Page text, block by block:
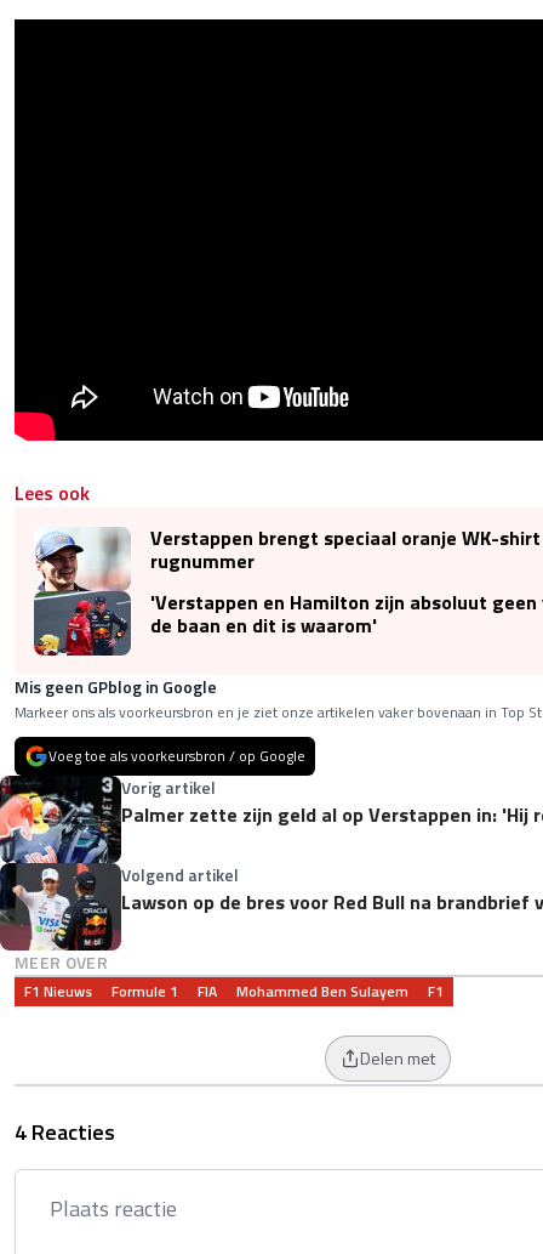
Lees ook
Verstappen brengt speciaal oranje WK-
rugnummer
'Verstappen en Hamilton zijn absoluut
de baan en dit is waarom'
Mis geen GPblog in Google
Markeer ons als voorkeursbron en je ziet onze artikelen vaker bovenaan in Top
Voeg toe als voorkeursbron / op Google
Vorig artikel
Palmer zette zijn geld al op Verstappen in: 'Hij
Volgend artikel
Lawson op de bres voor Red Bull na brandbrief
MEER OVER
F1 Nieuws Formule 1 FIA Mohammed Ben Sulayem F1
Delen met
4 Reacties